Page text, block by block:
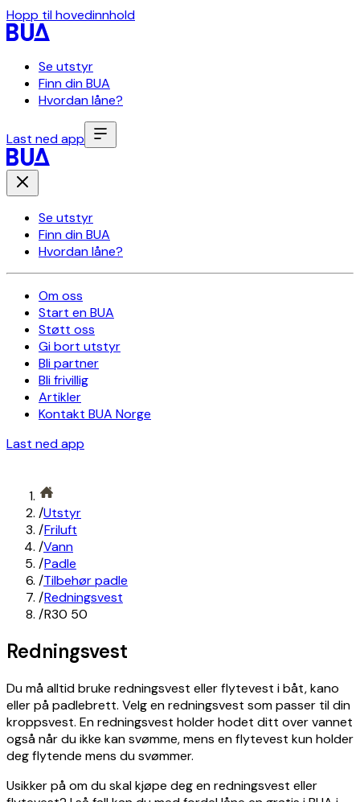
Hopp til hovedinnhold
Se utstyr
Finn din BUA
Hvordan låne?
Last ned app
Se utstyr
Finn din BUA
Hvordan låne?
Om oss
Start en BUA
Støtt oss
Gi bort utstyr
Bli partner
Bli frivillig
Artikler
Kontakt BUA Norge
Last ned app
/Utstyr
/Friluft
/Vann
/Padle
/Tilbehør padle
/Redningsvest
/R30 50
Redningsvest
Du må alltid bruke redningsvest eller flytevest i båt, kano
eller på padlebrett. Velg en redningsvest som passer til din
kroppsvest. En redningsvest holder hodet ditt over vannet
også når du ikke kan svømme, mens en flytevest kun holder
deg flytende mens du svømmer.
Usikker på om du skal kjøpe deg en redningsvest eller